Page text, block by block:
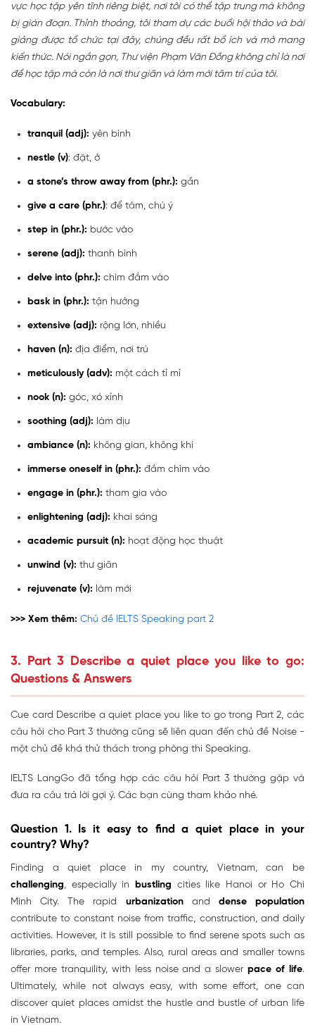
vực học tập yên tĩnh riêng biệt, nơi tôi có thể tập trung mà không
bị gián đoạn. Thỉnh thoảng, tôi tham dự các buổi hội thảo và bài
giảng được tổ chức tại đây, chúng đều rất bổ ích và mở mang
kiến thức. Nói ngắn gọn, Thư viện Phạm Văn Đồng không chỉ là nơi
để học tập mà còn là nơi thư giãn và làm mới tâm trí của tôi.
Vocabulary:
tranquil (adj): yên bình
nestle (v): đặt, ở
a stone’s throw away from (phr.): gần
give a care (phr.): để tâm, chú ý
step in (phr.): bước vào
serene (adj): thanh bình
delve into (phr.): chìm đắm vào
bask in (phr.): tận hưởng
extensive (adj): rộng lớn, nhiều
haven (n): địa điểm, nơi trú
meticulously (adv): một cách tỉ mỉ
nook (n): góc, xó xỉnh
soothing (adj): làm dịu
ambiance (n): không gian, không khí
immerse oneself in (phr.): đắm chìm vào
engage in (phr.): tham gia vào
enlightening (adj): khai sáng
academic pursuit (n): hoạt động học thuật
unwind (v): thư giãn
rejuvenate (v): làm mới
>>> Xem thêm: Chủ đề IELTS Speaking part 2
3. Part 3 Describe a quiet place you like to go:
Questions & Answers
Cue card Describe a quiet place you like to go trong Part 2, các
câu hỏi cho Part 3 thường cũng sẽ liên quan đến chủ đề Noise -
một chủ đề khá thử thách trong phòng thi Speaking.
IELTS LangGo đã tổng hợp các câu hỏi Part 3 thường gặp và
đưa ra câu trả lời gợi ý. Các bạn cùng tham khảo nhé.
Question 1.
Is it easy to find a quiet place in your
country? Why?
Finding a quiet place in my country, Vietnam, can be
challenging, especially in bustling cities like Hanoi or Ho Chi
Minh City. The rapid urbanizationand dense population
contribute to constant noise from traffic, construction, and daily
activities. However, it is still possible to find serene spots such as
libraries, parks, and temples. Also, rural areas and smaller towns
offer more tranquility, with less noise and a slowerpace of life.
Ultimately, while not always easy, with some effort, one can
discover quiet places amidst the hustle and bustle of urban life
in Vietnam.